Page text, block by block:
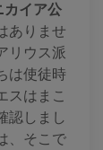
カイア公
ありませ
リウス派
は使徒時
スはまこ
認しまし
、そこで